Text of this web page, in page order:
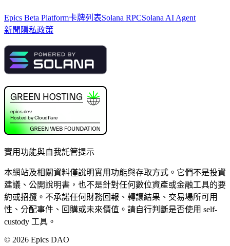
Epics Beta Platform卡牌列表Solana RPCSolana AI Agent
新聞 隱私政策
實用功能與自我託管提示
本網站及相關資料僅說明實用功能與存取方式。它們不是投資
建議、公開說明書，也不是針對任何數位資產或金融工具的要
約或招攬。不承諾任何財務回報、轉讓結果、交易場所可用
性、分配事件、回購或未來價值。請自行判斷是否使用 self-
custody 工具。
© 2026 Epics DAO